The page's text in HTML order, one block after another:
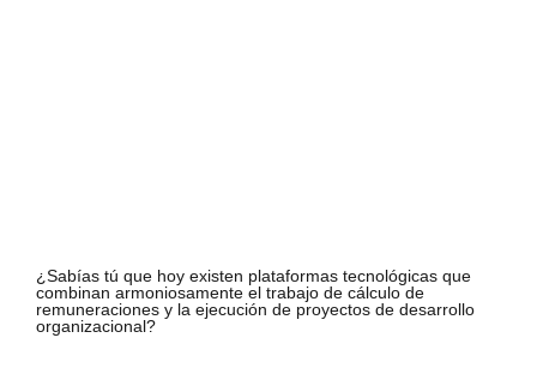
¿Sabías tú que hoy existen plataformas tecnológicas que
combinan armoniosamente el trabajo de cálculo de
remuneraciones y la ejecución de proyectos de desarrollo
organizacional?